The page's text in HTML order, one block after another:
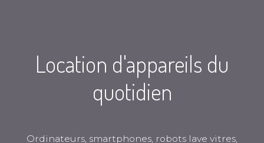
Location d'appareils du
quotidien
Ordinateurs, smartphones, robots lave vitres,